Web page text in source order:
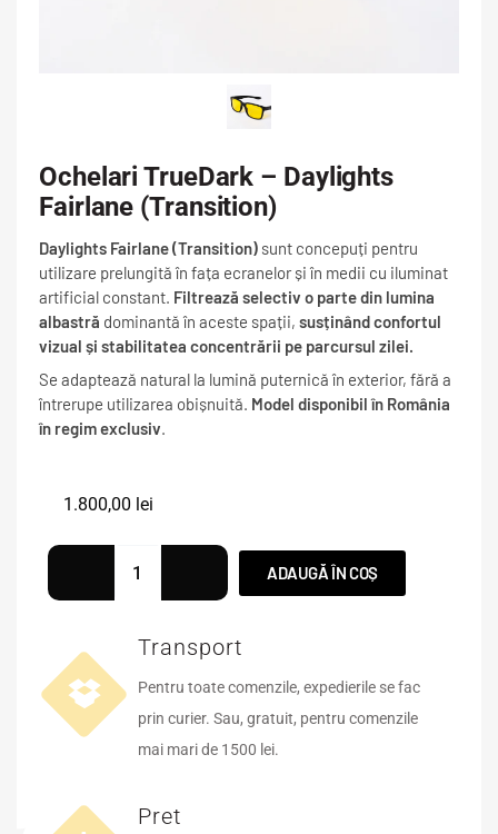
Ochelari TrueDark – Daylights
Fairlane (Transition)
Daylights Fairlane (Transition) sunt concepuți pentru
utilizare prelungită în fața ecranelor și în medii cu iluminat
artificial constant. Filtrează selectiv o parte din lumina
albastră dominantă în aceste spații, susținând confortul
vizual și stabilitatea concentrării pe parcursul zilei.
Se adaptează natural la lumină puternică în exterior, fără a
întrerupe utilizarea obișnuită. Model disponibil în România
în regim exclusiv.
1.800,00 lei
ADAUGĂ ÎN COȘ
Transport
Pentru toate comenzile, expedierile se fac
prin curier. Sau, gratuit, pentru comenzile
mai mari de 1500 lei.
Pret